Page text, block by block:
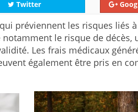
Twitter
préviennent les risques liés
le risque de décès,
Les frais médicaux
également être pris en